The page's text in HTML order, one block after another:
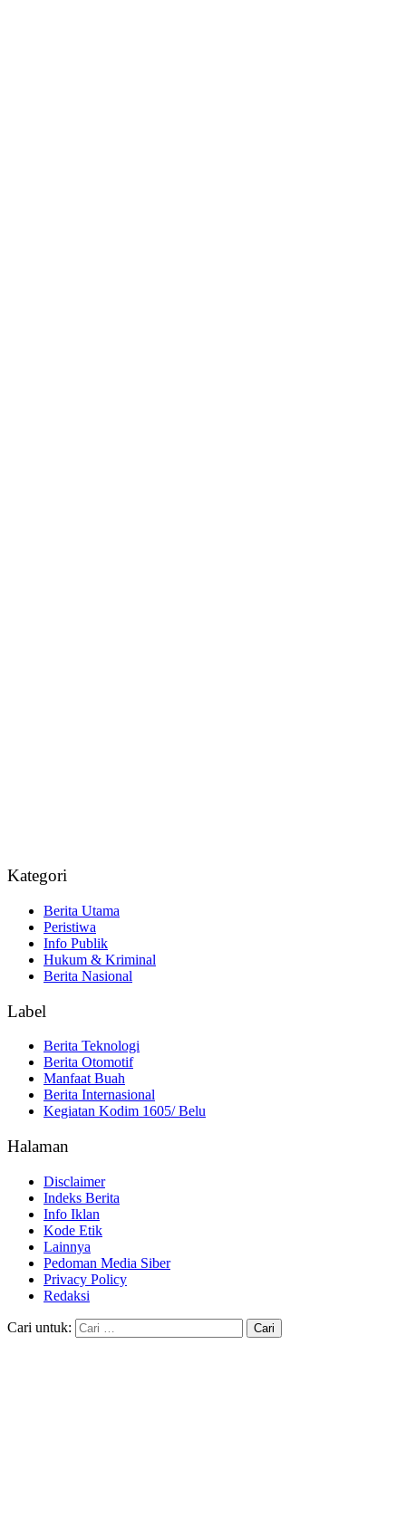
Kategori
Berita Utama
Peristiwa
Info Publik
Hukum & Kriminal
Berita Nasional
Label
Berita Teknologi
Berita Otomotif
Manfaat Buah
Berita Internasional
Kegiatan Kodim 1605/ Belu
Halaman
Disclaimer
Indeks Berita
Info Iklan
Kode Etik
Lainnya
Pedoman Media Siber
Privacy Policy
Redaksi
Cari untuk: